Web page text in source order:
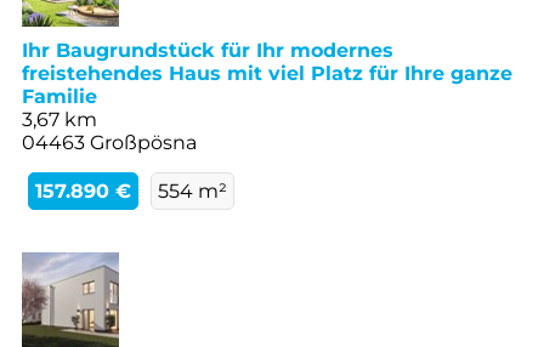
Ihr Baugrundstück für Ihr modernes
freistehendes Haus mit viel Platz für Ihre ganze
Familie
3,67 km
04463 Großpösna
157.890 € 554 m²